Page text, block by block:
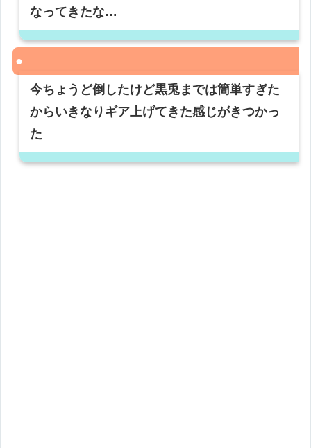
なってきたな…
今ちょうど倒したけど黒兎までは簡単すぎた
からいきなりギア上げてきた感じがきつかっ
た